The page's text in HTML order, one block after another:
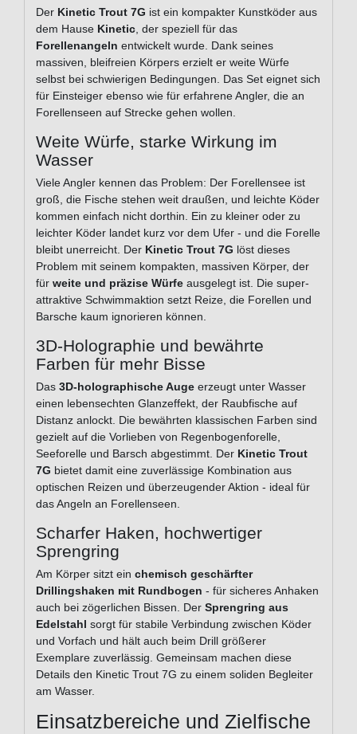
Der Kinetic Trout 7G ist ein kompakter Kunstköder aus
dem Hause Kinetic, der speziell für das
Forellenangeln entwickelt wurde. Dank seines
massiven, bleifreien Körpers erzielt er weite Würfe
selbst bei schwierigen Bedingungen. Das Set eignet sich
für Einsteiger ebenso wie für erfahrene Angler, die an
Forellenseen auf Strecke gehen wollen.
Weite Würfe, starke Wirkung im
Wasser
Viele Angler kennen das Problem: Der Forellensee ist
groß, die Fische stehen weit draußen, und leichte Köder
kommen einfach nicht dorthin. Ein zu kleiner oder zu
leichter Köder landet kurz vor dem Ufer - und die Forelle
bleibt unerreicht. Der Kinetic Trout 7G löst dieses
Problem mit seinem kompakten, massiven Körper, der
für weite und präzise Würfe ausgelegt ist. Die super-
attraktive Schwimmaktion setzt Reize, die Forellen und
Barsche kaum ignorieren können.
3D-Holographie und bewährte
Farben für mehr Bisse
Das 3D-holographische Auge erzeugt unter Wasser
einen lebensechten Glanzeffekt, der Raubfische auf
Distanz anlockt. Die bewährten klassischen Farben sind
gezielt auf die Vorlieben von Regenbogenforelle,
Seeforelle und Barsch abgestimmt. Der Kinetic Trout
7G bietet damit eine zuverlässige Kombination aus
optischen Reizen und überzeugender Aktion - ideal für
das Angeln an Forellenseen.
Scharfer Haken, hochwertiger
Sprengring
Am Körper sitzt ein chemisch geschärfter
Drillingshaken mit Rundbogen - für sicheres Anhaken
auch bei zögerlichen Bissen. Der Sprengring aus
Edelstahl sorgt für stabile Verbindung zwischen Köder
und Vorfach und hält auch beim Drill größerer
Exemplare zuverlässig. Gemeinsam machen diese
Details den Kinetic Trout 7G zu einem soliden Begleiter
am Wasser.
Einsatzbereiche und Zielfische